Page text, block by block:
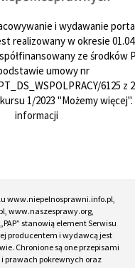
i wydawanie
realizowany w okresie
ze środków
umowy nr
6125 z
1/2023 "Możemy więcej".
informacji
www.niepelnosprawni.info.pl,
www.naszesprawy.org,
stanowią element Serwisu
producentem i wydawcą jest
Chronione są one przepisami
prawach pokrewnych oraz